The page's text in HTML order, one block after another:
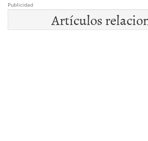
Publicidad
Artículos